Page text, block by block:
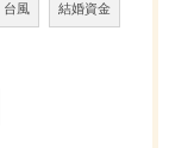
台風 結婚資金